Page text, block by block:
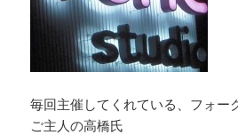
毎回主催してくれている、フォー
ご主人の高橋氏